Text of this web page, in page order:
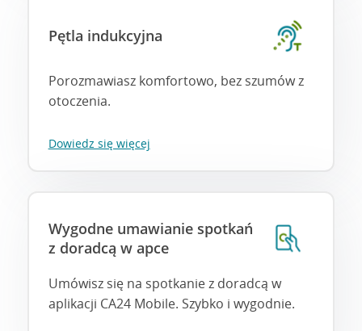
Pętla indukcyjna
Porozmawiasz komfortowo, bez szumów z
otoczenia.
Dowiedz się więcej
Wygodne umawianie spotkań
z doradcą w apce
Umówisz się na spotkanie z doradcą w
aplikacji CA24 Mobile. Szybko i wygodnie.